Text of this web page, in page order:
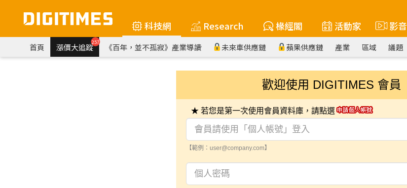
科技網 Research 椽經閣 活動家 影音
首頁 漲價大追蹤257 《百年，並不孤寂》產業導讀 未來車供應鏈 蘋果供應鏈 產業 區域 議題
歡迎使用 DIGITIMES 會員
★ 若您是第一次使用會員資料庫，請點選
【範例：user@company.com】